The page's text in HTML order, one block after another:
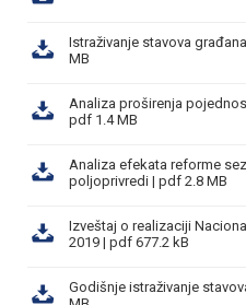
Istraživanje stavova
MB
Analiza proširenja
pdf 1.4 MB
Analiza efekata reforme
poljoprivredi | pdf 2.8 MB
Izveštaj o realizaciji
2019 | pdf 677.2 kB
Godišnje istraživanje